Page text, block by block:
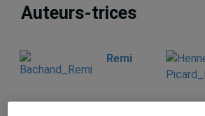
Auteurs-trices
Remi